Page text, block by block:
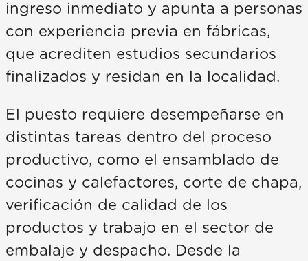
ingreso inmediato y apunta a personas
con experiencia previa en fábricas,
que acrediten estudios secundarios
finalizados y residan en la localidad.
El puesto requiere desempeñarse en
distintas tareas dentro del proceso
productivo, como el ensamblado de
cocinas y calefactores, corte de chapa,
verificación de calidad de los
productos y trabajo en el sector de
embalaje y despacho. Desde la